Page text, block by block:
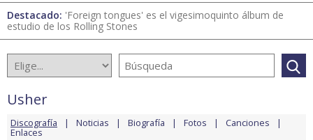
Destacado: 'Foreign tongues' es el vigesimoquinto álbum de
estudio de los Rolling Stones
Usher
Discografía Noticias Biografía Fotos Canciones
Enlaces